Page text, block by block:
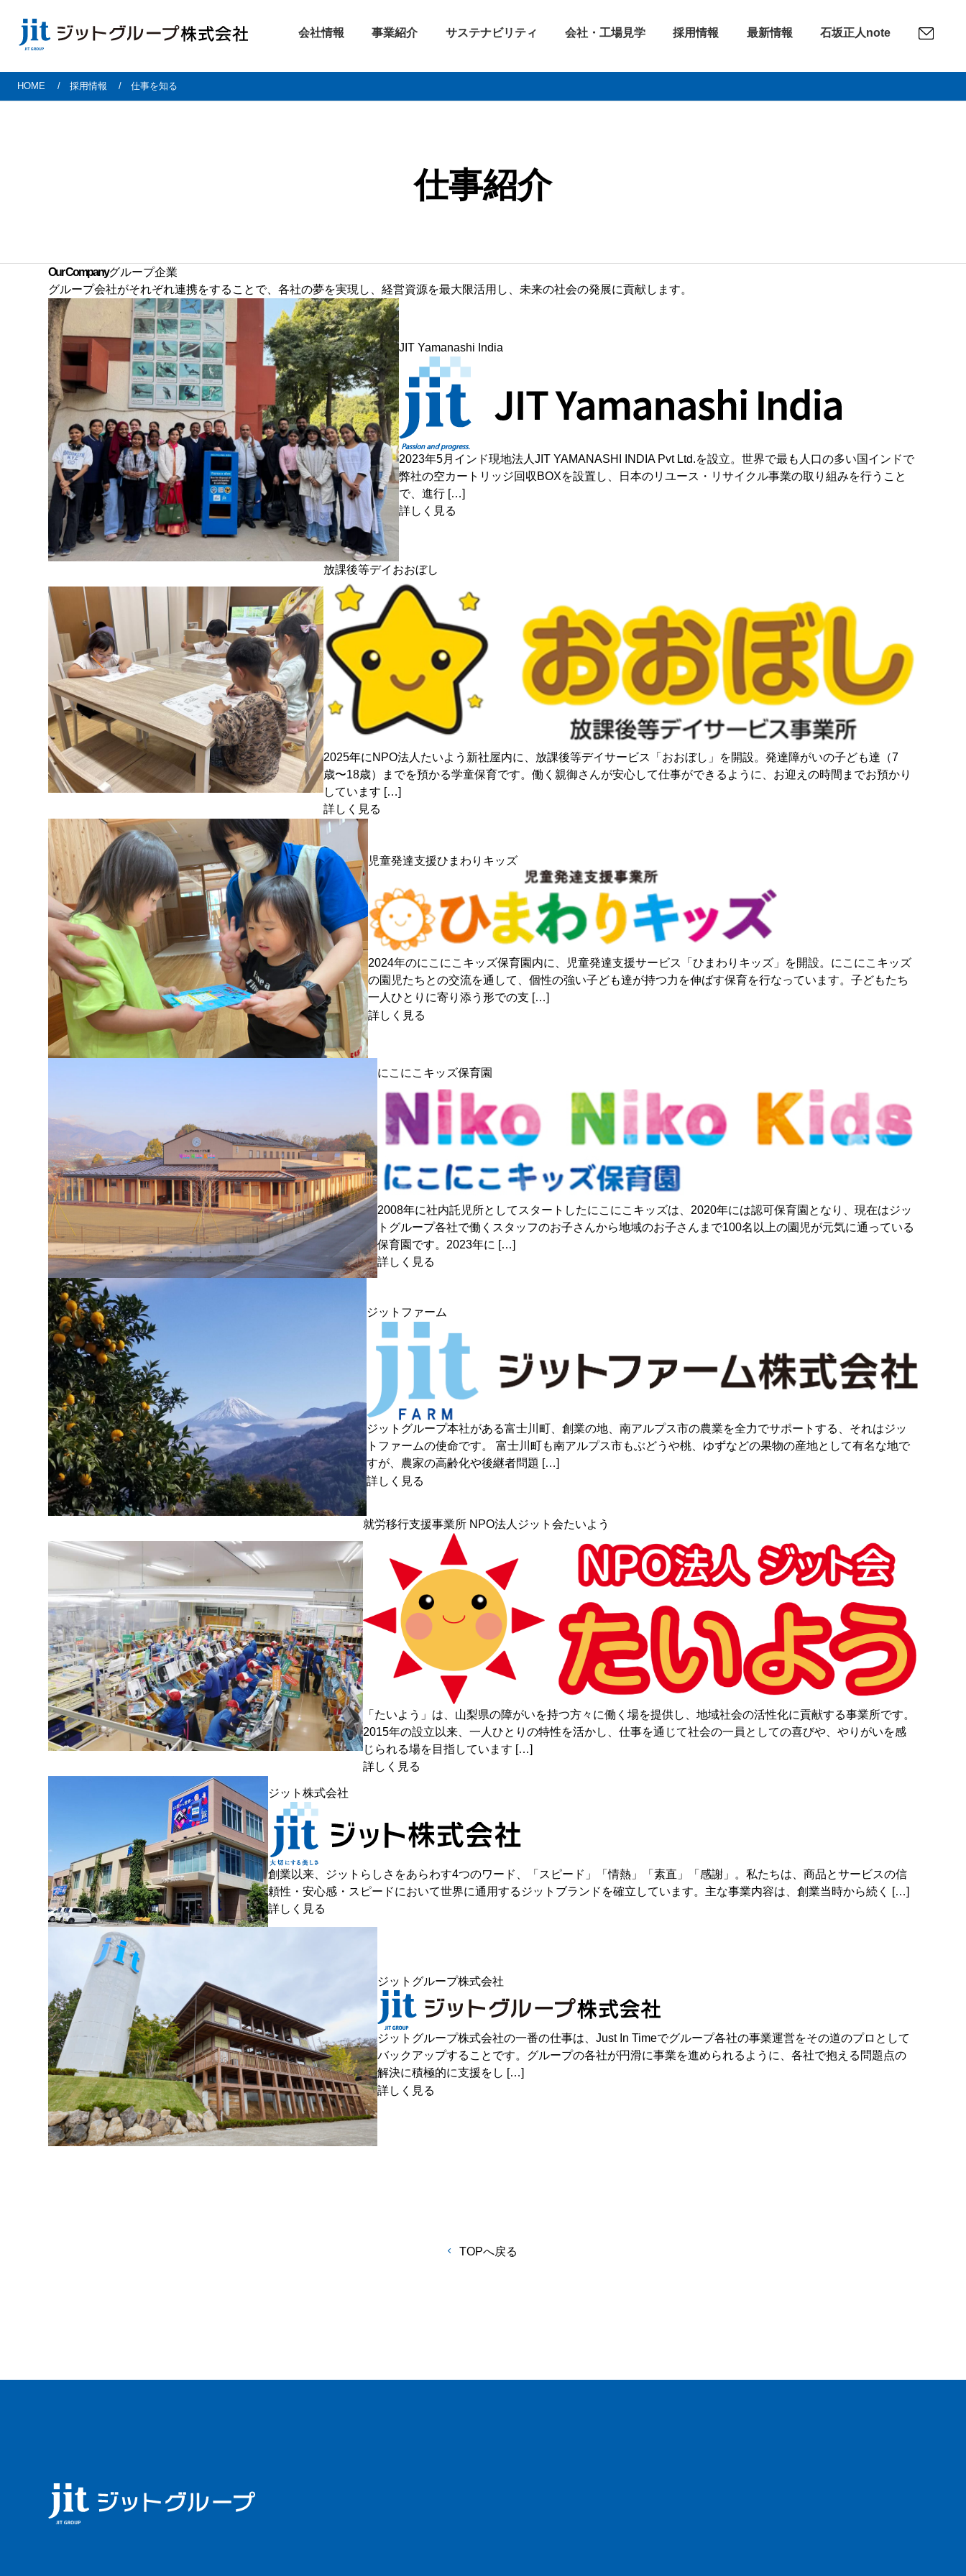
会社情報 事業紹介 サステナビリティ 会社・工場見学 採用情報 最新情報 石坂正人note
HOME 採用情報 仕事を知る
仕事紹介
Our Companyグループ企業
グループ会社がそれぞれ連携をすることで、各社の夢を実現し、経営資源を最大限活用し、未来の社会の発展に貢献します。
JIT Yamanashi India
2023年5月インド現地法人JIT YAMANASHI INDIA Pvt Ltd.を設立。世界で最も人口の多い国インドで
弊社の空カートリッジ回収BOXを設置し、日本のリユース・リサイクル事業の取り組みを行うこと
で、進行 […]
詳しく見る
放課後等デイおおぼし
2025年にNPO法人たいよう新社屋内に、放課後等デイサービス「おおぼし」を開設。発達障がいの子ども達（7
歳〜18歳）までを預かる学童保育です。働く親御さんが安心して仕事ができるように、お迎えの時間までお預かり
しています […]
詳しく見る
児童発達支援ひまわりキッズ
2024年のにこにこキッズ保育園内に、児童発達支援サービス「ひまわりキッズ」を開設。にこにこキッズ
の園児たちとの交流を通して、個性の強い子ども達が持つ力を伸ばす保育を行なっています。子どもたち
一人ひとりに寄り添う形での支 […]
詳しく見る
にこにこキッズ保育園
2008年に社内託児所としてスタートしたにこにこキッズは、2020年には認可保育園となり、現在はジッ
トグループ各社で働くスタッフのお子さんから地域のお子さんまで100名以上の園児が元気に通っている
保育園です。2023年に […]
詳しく見る
ジットファーム
ジットグループ本社がある富士川町、創業の地、南アルプス市の農業を全力でサポートする、それはジッ
トファームの使命です。 富士川町も南アルプス市もぶどうや桃、ゆずなどの果物の産地として有名な地で
すが、農家の高齢化や後継者問題 […]
詳しく見る
就労移行支援事業所 NPO法人ジット会たいよう
「たいよう」は、山梨県の障がいを持つ方々に働く場を提供し、地域社会の活性化に貢献する事業所です。
2015年の設立以来、一人ひとりの特性を活かし、仕事を通じて社会の一員としての喜びや、やりがいを感
じられる場を目指しています […]
詳しく見る
ジット株式会社
創業以来、ジットらしさをあらわす4つのワード、「スピード」「情熱」「素直」「感謝」。私たちは、商品とサービスの信
頼性・安心感・スピードにおいて世界に通用するジットブランドを確立しています。主な事業内容は、創業当時から続く […]
詳しく見る
ジットグループ株式会社
ジットグループ株式会社の一番の仕事は、Just In Timeでグループ各社の事業運営をその道のプロとして
バックアップすることです。グループの各社が円滑に事業を進められるように、各社で抱える問題点の
解決に積極的に支援をし […]
詳しく見る
TOPへ戻る